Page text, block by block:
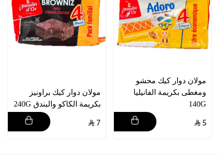
مولان دوار كيك محشو
ومغطى بكريمة الفانيليا
140G
5
مولان دوار كيك براونيز
بكريمة الكاكو والبندق 240G
7